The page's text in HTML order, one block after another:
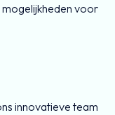
voor
innovatieve team